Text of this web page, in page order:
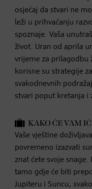
osjećaj da stvari ne
leži u prihvaćanju
spoznaje. Vaša
život. Uran od aprila
vrijeme za prilagodbu
korisne su strategije
svakodnevnih
stvari poput kretanja i
KAKO ĆE VAM
Vaše vještine
povremeno izazvati
znat ćete svoje
tamo gdje će biti
Jupiteru i Suncu,